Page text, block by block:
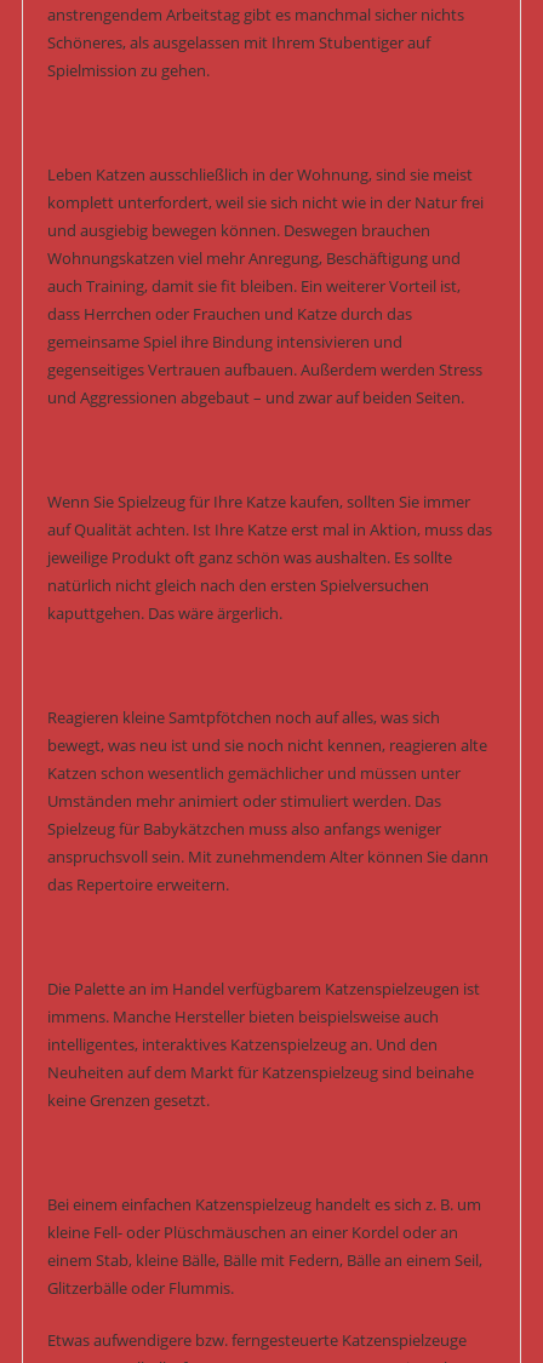
anstrengendem Arbeitstag gibt es manchmal sicher nichts
Schöneres, als ausgelassen mit Ihrem Stubentiger auf
Spielmission zu gehen.
Leben Katzen ausschließlich in der Wohnung, sind sie meist
komplett unterfordert, weil sie sich nicht wie in der Natur frei
und ausgiebig bewegen können. Deswegen brauchen
Wohnungskatzen viel mehr Anregung, Beschäftigung und
auch Training, damit sie fit bleiben. Ein weiterer Vorteil ist,
dass Herrchen oder Frauchen und Katze durch das
gemeinsame Spiel ihre Bindung intensivieren und
gegenseitiges Vertrauen aufbauen. Außerdem werden Stress
und Aggressionen abgebaut – und zwar auf beiden Seiten.
Wenn Sie Spielzeug für Ihre Katze kaufen, sollten Sie immer
auf Qualität achten. Ist Ihre Katze erst mal in Aktion, muss das
jeweilige Produkt oft ganz schön was aushalten. Es sollte
natürlich nicht gleich nach den ersten Spielversuchen
kaputtgehen. Das wäre ärgerlich.
Reagieren kleine Samtpfötchen noch auf alles, was sich
bewegt, was neu ist und sie noch nicht kennen, reagieren alte
Katzen schon wesentlich gemächlicher und müssen unter
Umständen mehr animiert oder stimuliert werden. Das
Spielzeug für Babykätzchen muss also anfangs weniger
anspruchsvoll sein. Mit zunehmendem Alter können Sie dann
das Repertoire erweitern.
Die Palette an im Handel verfügbarem Katzenspielzeugen ist
immens. Manche Hersteller bieten beispielsweise auch
intelligentes, interaktives Katzenspielzeug an. Und den
Neuheiten auf dem Markt für Katzenspielzeug sind beinahe
keine Grenzen gesetzt.
Bei einem einfachen Katzenspielzeug handelt es sich z. B. um
kleine Fell- oder Plüschmäuschen an einer Kordel oder an
einem Stab, kleine Bälle, Bälle mit Federn, Bälle an einem Seil,
Glitzerbälle oder Flummis.
Etwas aufwendigere bzw. ferngesteuerte Katzenspielzeuge